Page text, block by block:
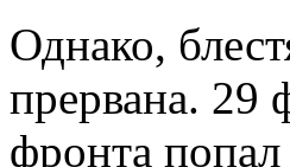
Однако,
прервана. 29
фронта